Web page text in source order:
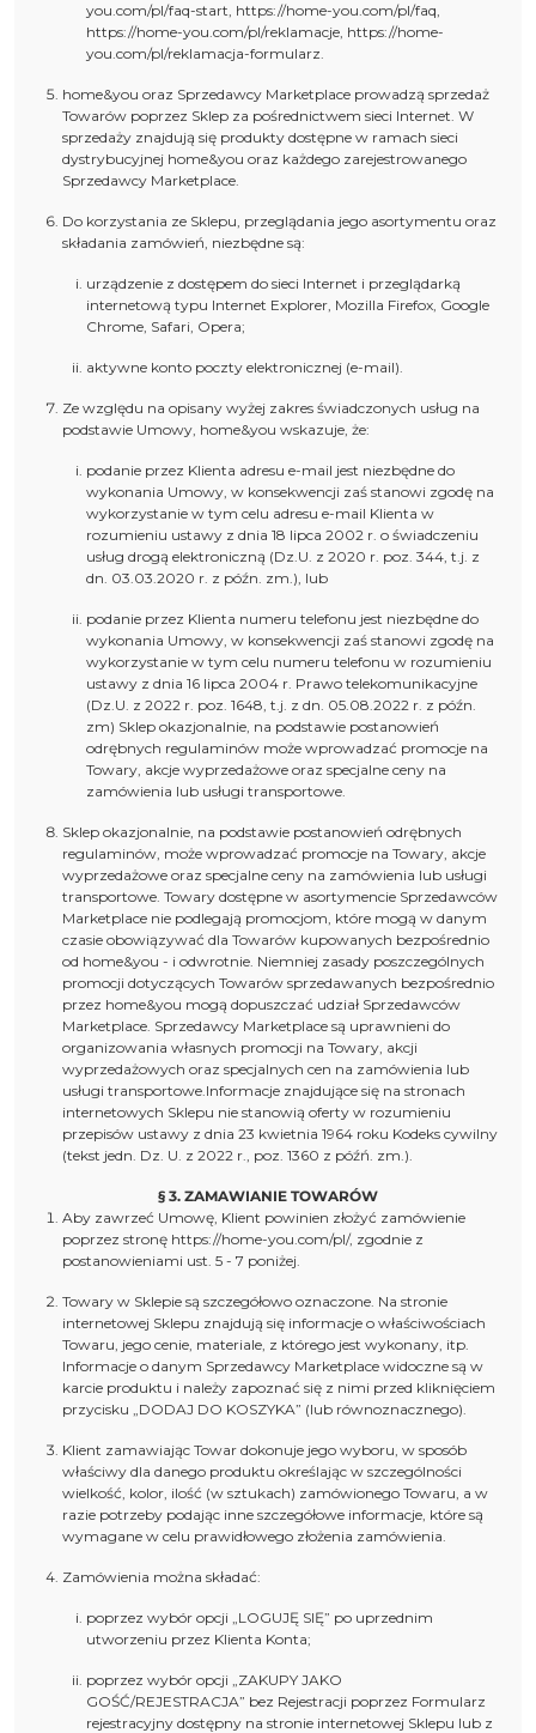
you.com/pl/faq-start, https://home-you.com/pl/faq,
https://home-you.com/pl/reklamacje, https://home-
you.com/pl/reklamacja-formularz.
home&you oraz Sprzedawcy Marketplace prowadzą sprzedaż
Towarów poprzez Sklep za pośrednictwem sieci Internet. W
sprzedaży znajdują się produkty dostępne w ramach sieci
dystrybucyjnej home&you oraz każdego zarejestrowanego
Sprzedawcy Marketplace.
Do korzystania ze Sklepu, przeglądania jego asortymentu oraz
składania zamówień, niezbędne są:
urządzenie z dostępem do sieci Internet i przeglądarką
internetową typu Internet Explorer, Mozilla Firefox, Google
Chrome, Safari, Opera;
aktywne konto poczty elektronicznej (e-mail).
Ze względu na opisany wyżej zakres świadczonych usług na
podstawie Umowy, home&you wskazuje, że:
podanie przez Klienta adresu e-mail jest niezbędne do
wykonania Umowy, w konsekwencji zaś stanowi zgodę na
wykorzystanie w tym celu adresu e-mail Klienta w
rozumieniu ustawy z dnia 18 lipca 2002 r. o świadczeniu
usług drogą elektroniczną (Dz.U. z 2020 r. poz. 344, t.j. z
dn. 03.03.2020 r. z późn. zm.), lub
podanie przez Klienta numeru telefonu jest niezbędne do
wykonania Umowy, w konsekwencji zaś stanowi zgodę na
wykorzystanie w tym celu numeru telefonu w rozumieniu
ustawy z dnia 16 lipca 2004 r. Prawo telekomunikacyjne
(Dz.U. z 2022 r. poz. 1648, t.j. z dn. 05.08.2022 r. z późn.
zm) Sklep okazjonalnie, na podstawie postanowień
odrębnych regulaminów może wprowadzać promocje na
Towary, akcje wyprzedażowe oraz specjalne ceny na
zamówienia lub usługi transportowe.
Sklep okazjonalnie, na podstawie postanowień odrębnych
regulaminów, może wprowadzać promocje na Towary, akcje
wyprzedażowe oraz specjalne ceny na zamówienia lub usługi
transportowe. Towary dostępne w asortymencie Sprzedawców
Marketplace nie podlegają promocjom, które mogą w danym
czasie obowiązywać dla Towarów kupowanych bezpośrednio
od home&you - i odwrotnie. Niemniej zasady poszczególnych
promocji dotyczących Towarów sprzedawanych bezpośrednio
przez home&you mogą dopuszczać udział Sprzedawców
Marketplace. Sprzedawcy Marketplace są uprawnieni do
organizowania własnych promocji na Towary, akcji
wyprzedażowych oraz specjalnych cen na zamówienia lub
usługi transportowe.Informacje znajdujące się na stronach
internetowych Sklepu nie stanowią oferty w rozumieniu
przepisów ustawy z dnia 23 kwietnia 1964 roku Kodeks cywilny
(tekst jedn. Dz. U. z 2022 r., poz. 1360 z późń. zm.).
§ 3. ZAMAWIANIE TOWARÓW
Aby zawrzeć Umowę, Klient powinien złożyć zamówienie
poprzez stronę https://home-you.com/pl/, zgodnie z
postanowieniami ust. 5 - 7 poniżej.
Towary w Sklepie są szczegółowo oznaczone. Na stronie
internetowej Sklepu znajdują się informacje o właściwościach
Towaru, jego cenie, materiale, z którego jest wykonany, itp.
Informacje o danym Sprzedawcy Marketplace widoczne są w
karcie produktu i należy zapoznać się z nimi przed kliknięciem
przycisku „DODAJ DO KOSZYKA” (lub równoznacznego).
Klient zamawiając Towar dokonuje jego wyboru, w sposób
właściwy dla danego produktu określając w szczególności
wielkość, kolor, ilość (w sztukach) zamówionego Towaru, a w
razie potrzeby podając inne szczegółowe informacje, które są
wymagane w celu prawidłowego złożenia zamówienia.
Zamówienia można składać:
poprzez wybór opcji „LOGUJĘ SIĘ” po uprzednim
utworzeniu przez Klienta Konta;
poprzez wybór opcji „ZAKUPY JAKO
GOŚĆ/REJESTRACJA” bez Rejestracji poprzez Formularz
rejestracyjny dostępny na stronie internetowej Sklepu lub z